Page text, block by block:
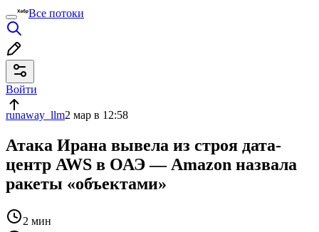
Все потоки
Войти
runaway_llm2 мар в 12:58
Атака Ирана вывела из строя дата-
центр AWS в ОАЭ — Amazon назвала
ракеты «объектами»
2 мин